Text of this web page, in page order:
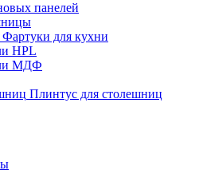
панелей
Фартуки для кухни
HPL
МДФ
Плинтус для столешниц